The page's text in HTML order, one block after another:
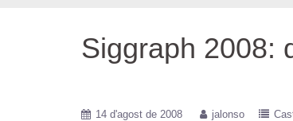
Siggraph 2008:
14 d'agost de 2008 jalonso